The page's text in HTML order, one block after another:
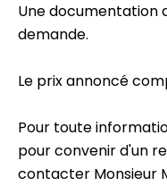
Une documentation
demande.
Le prix annoncé
Pour toute
pour convenir d'un
contacter Monsieur